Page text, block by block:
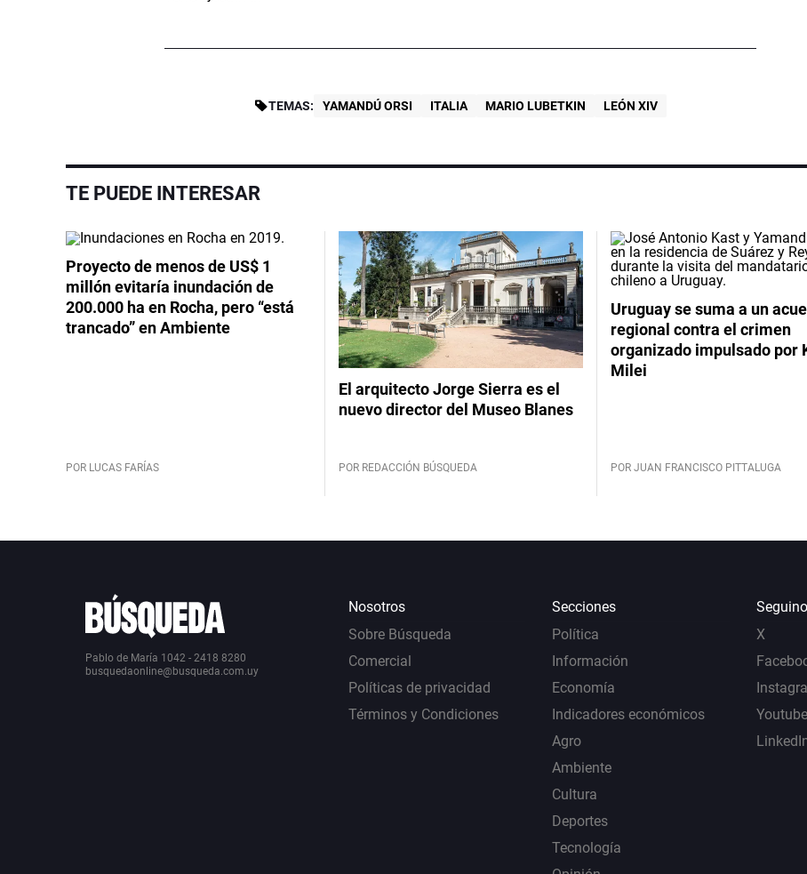
TEMAS: YAMANDÚ ORSI ITALIA MARIO LUBETKIN LEÓN XIV
TE PUEDE INTERESAR
Proyecto de menos de US$ 1
millón evitaría inundación de
200.000 ha en Rocha, pero “está
trancado” en Ambiente
POR LUCAS FARÍAS
El arquitecto Jorge Sierra es el
nuevo director del Museo Blanes
POR REDACCIÓN BÚSQUEDA
Uruguay se suma a un
regional contra el crimen
organizado impulsado por
Milei
POR JUAN FRANCISCO PITTALUGA
Pablo de María 1042 - 2418 8280
busquedaonline@busqueda.com.uy
Nosotros
Sobre Búsqueda
Comercial
Políticas de privacidad
Términos y Condiciones
Secciones
Política
Información
Economía
Indicadores económicos
Agro
Ambiente
Cultura
Deportes
Tecnología
X
Youtube